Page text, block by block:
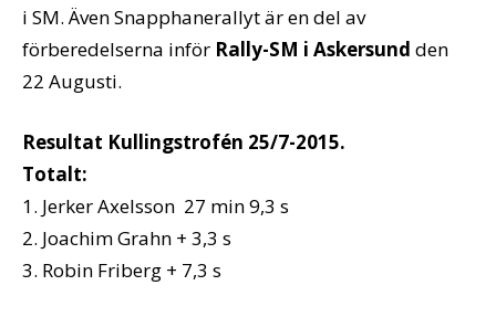
i SM. Även Snapphanerallyt är en del av
förberedelserna inför Rally-SM i Askersund den
22 Augusti.
Resultat Kullingstrofén 25/7-2015.
Totalt:
1. Jerker Axelsson 27 min 9,3 s
2. Joachim Grahn + 3,3 s
3. Robin Friberg + 7,3 s